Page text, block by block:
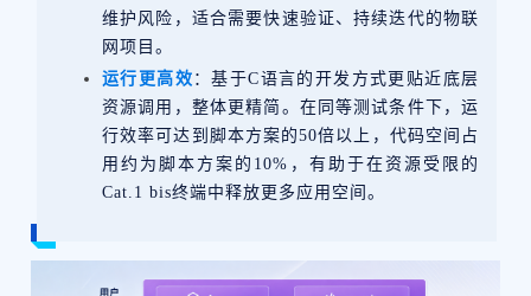
维护风险，适合需要快速验证、持续迭代的物联
网项目。
运行更高效 ：基于C语言的开发方式更贴近底层
资源调用，整体更精简。在同等测试条件下，运
行效率可达到脚本方案的50倍以上，代码空间占
用约为脚本方案的10%，有助于在资源受限的
Cat.1 bis终端中释放更多应用空间。